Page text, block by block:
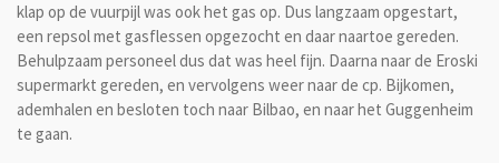
klap op de vuurpijl was ook het gas op. Dus langzaam opgestart,
een repsol met gasflessen opgezocht en daar naartoe gereden.
Behulpzaam personeel dus dat was heel fijn. Daarna naar de Eroski
supermarkt gereden, en vervolgens weer naar de cp. Bijkomen,
ademhalen en besloten toch naar Bilbao, en naar het Guggenheim
te gaan.